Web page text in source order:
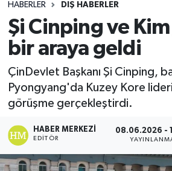
HABERLER DIŞ HABERLER
Şi Cinping ve Kim
bir araya geldi
ÇinDevlet Başkanı Şi Cinping,
Pyongyang'da Kuzey Kore
görüşme gerçekleştirdi.
HABER MERKEZI
EDITÖR
08.06.2026 -
Trafik Durumu
Süper Lig Puan Durumu ve
Tüm Manşetler
Son Dakika Haberleri
Haber Arşivi